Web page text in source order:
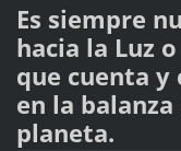
Es siempre
hacia la Luz
que cuenta y
en la
planeta.